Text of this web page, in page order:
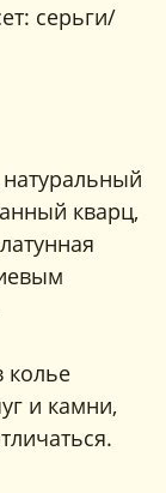
серьги/
кварц,
и камни,